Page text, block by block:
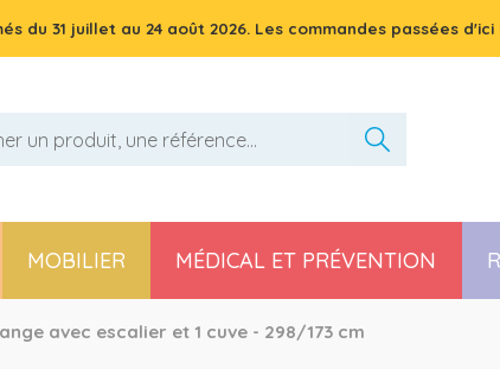
du 31 juillet au 24 août 2026. Les commandes passées
MOBILIER MÉDICAL ET PRÉVENTION
avec escalier et 1 cuve - 298/173 cm